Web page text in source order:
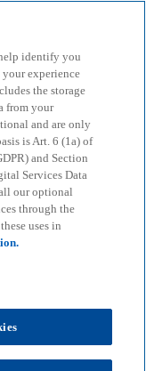
als
Das
Data-
identify you
your experience
the storage
from your
and are only
is Art. 6 (1a) of
and Section
Services Data
our optional
through the
uses in